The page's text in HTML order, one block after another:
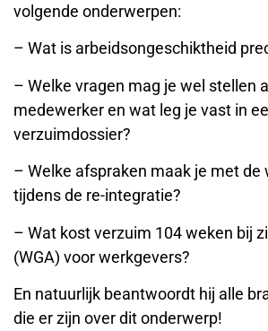
volgende onderwerpen:
– Wat is arbeidsongeschiktheid
– Welke vragen mag je wel stellen
medewerker en wat leg je vast in
verzuimdossier?
– Welke afspraken maak je met de
tijdens de re-integratie?
– Wat kost verzuim 104 weken bij
(WGA) voor werkgevers?
En natuurlijk beantwoordt hij alle
die er zijn over dit onderwerp!